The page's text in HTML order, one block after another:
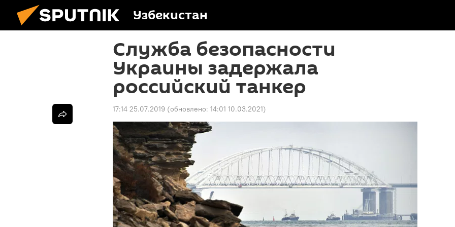
Узбекистан
Служба безопасности
Украины задержала
российский танкер
17:14 25.07.2019 (обновлено: 14:01 10.03.2021)